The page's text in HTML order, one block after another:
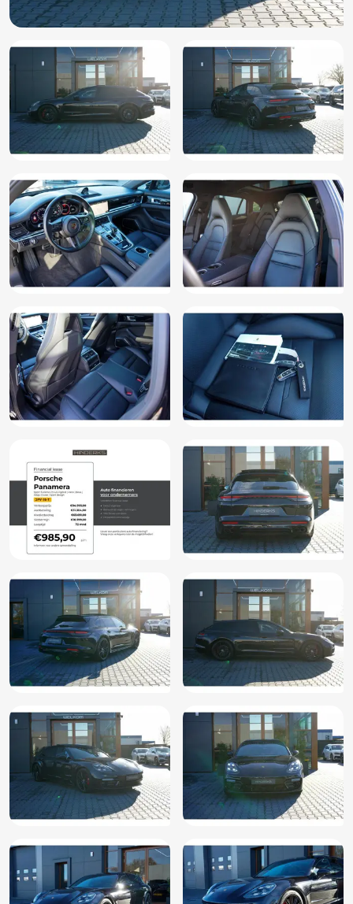
Elektrische ramen voor
Elektrisch verstelb. bestuurdersstoel met geheugen
Elektrisch verstelb. passagiersstoel met geheugen
Elektronische remkrachtverdeling
Elektronisch Stabiliteits Programma
Extra getint glas achter
Geluid- en warmtewerend glas
Grootlichtassistent
Head-up display
Hoofd airbag(s) achter
Hoofd airbag(s) voor
Interieur voorverwarming/(koeling)
Keyless entry
Keyless start
Knie airbag(s)
Koplampen adaptief
LED achterlichten
LED dagrijverlichting
Lederen/stof bekleding
Lederen bekleding
Lederen interieurdelen
Lichtmetalen velgen 5-spaaks 21"
Lichtmetalen velgen 19"
Lichtmetalen velgen 20"
Lichtmetalen velgen 21"
Luchtvering
Metaalkleur
Multimedia-voorbereiding
Navigatiesysteem full map
Oplaadmogelijkheid
Parkeersensor achter
Passagiersairbag
Regensensor
Rijstrooksensor